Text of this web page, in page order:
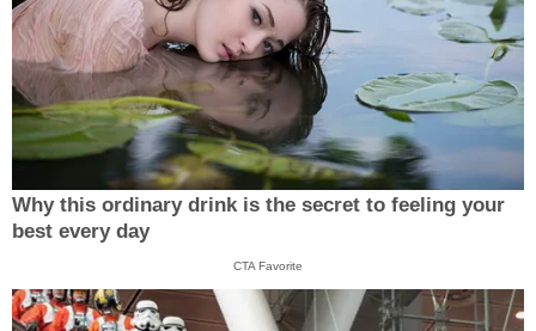
Why this ordinary drink is the secret to feeling your
best every day
CTA Favorite